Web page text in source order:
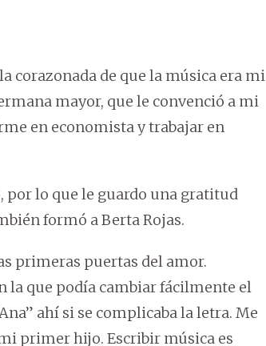
corazonada de que la música era mi
mayor, que le convenció a mi
en economista y trabajar en
por lo que le guardo una gratitud
formó a Berta Rojas.
primeras puertas del amor.
la que podía cambiar fácilmente el
ahí si se complicaba la letra. Me
primer hijo. Escribir música es